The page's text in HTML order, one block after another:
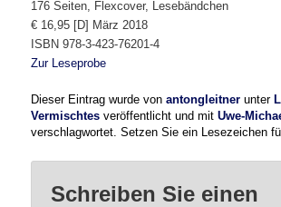
176 Seiten, Flexcover, Lesebändchen
€ 16,95 [D] März 2018
ISBN 978-3-423-76201-4
Zur Leseprobe
Dieser Eintrag wurde vonantongleitner unter
Vermischtes veröffentlicht und mitUwe-
verschlagwortet. Setzen Sie ein Lesezeichen
Schreiben Sie einen